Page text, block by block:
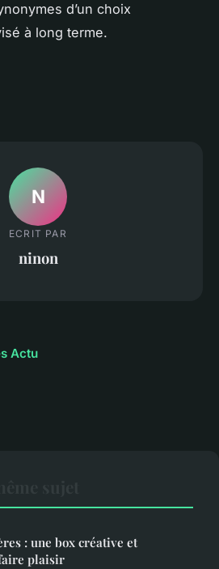
d’un choix
à long terme.
N
ECRIT PAR
ninon
Actu
: une box créative et
plaisir